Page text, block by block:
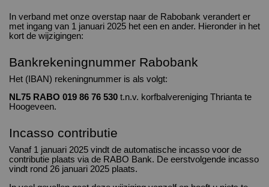
In verband met onze overstap naar de Rabobank verandert er
met ingang van 1 januari 2025 het een en ander. Hieronder in het
kort de wijzigingen:
Bankrekeningnummer Rabobank
Het (IBAN) rekeningnummer is als volgt:
NL75 RABO 019 86 76 530 t.n.v. korfbalvereniging Thrianta te
Hoogeveen.
Incasso contributie
Vanaf 1 januari 2025 vindt de automatische incasso voor de
contributie plaats via de RABO Bank. De eerstvolgende incasso
vindt rond 26 januari 2025 plaats.